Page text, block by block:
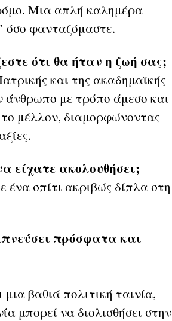
Μια απλή καλημέρα
όσο φανταζόμαστε.
ότι θα ήταν η ζωή σας;
και της ακαδημαϊκής
άνθρωπο με τρόπο άμεσο και
το μέλλον, διαμορφώνοντας
είχατε ακολουθήσει;
ένα σπίτι ακριβώς δίπλα στη
πρόσφατα και
βαθιά πολιτική ταινία,
μπορεί να διολισθήσει στην